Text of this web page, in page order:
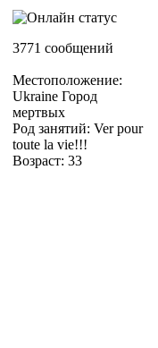
3771 сообщений
Местоположение:
Ukraine Город
мертвых
Род занятий: Ver pour
toute la vie!!!
Возраст: 33